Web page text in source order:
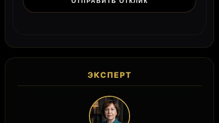
ЭКСПЕРТ